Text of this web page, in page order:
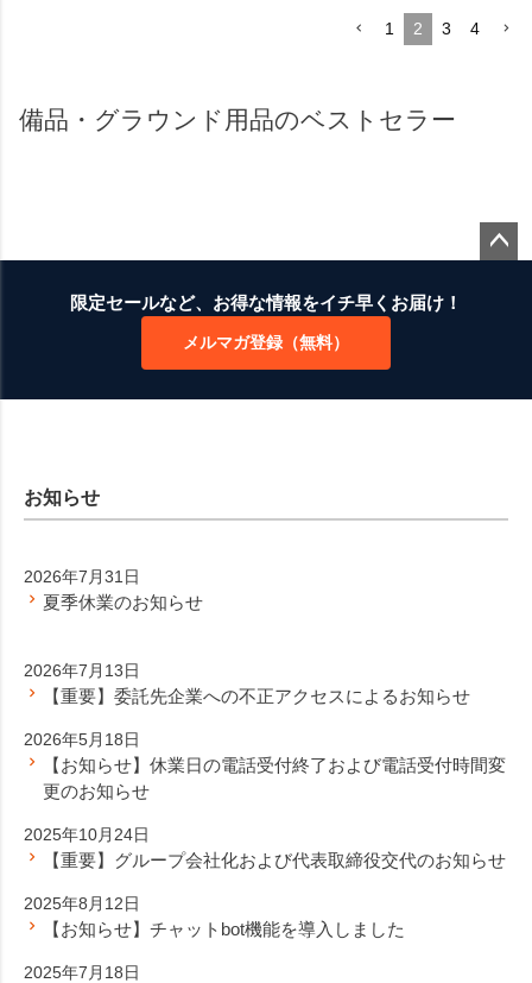
1 2 3 4
備品・グラウンド用品のベストセラー
限定セールなど、お得な情報をイチ早くお届け！
メルマガ登録（無料）
お知らせ
2026年7月31日
夏季休業のお知らせ
2026年7月13日
【重要】委託先企業への不正アクセスによるお知らせ
2026年5月18日
【お知らせ】休業日の電話受付終了および電話受付時間変
更のお知らせ
2025年10月24日
【重要】グループ会社化および代表取締役交代のお知らせ
2025年8月12日
【お知らせ】チャットbot機能を導入しました
2025年7月18日